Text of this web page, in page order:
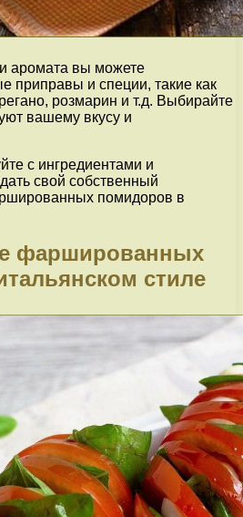
аромата вы можете
приправы и специи, такие как
розмарин и т.д. Выбирайте
вашему вкусу и
с ингредиентами и
свой собственный
помидоров в
фаршированных
стиле